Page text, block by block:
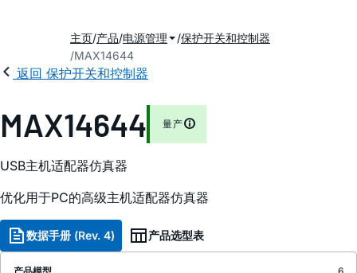
主页 产品 电源管理
保护开关和控制器
MAX14644
返回 保护开关和控制器
MAX14644 量产
USB主机适配器仿真器
优化用于PC的高级主机适配器仿真器
数据手册 (Rev. 4) 产品选型表